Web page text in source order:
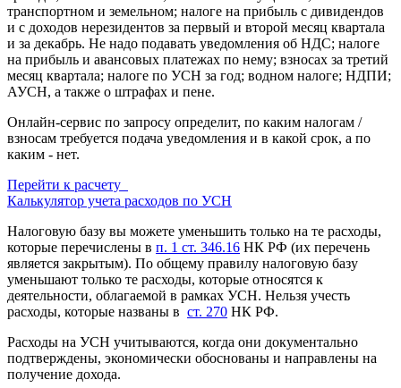
транспортном и земельном; налоге на прибыль с дивидендов
и с доходов нерезидентов за первый и второй месяц квартала
и за декабрь. Не надо подавать уведомления об НДС; налоге
на прибыль и авансовых платежах по нему; взносах за третий
месяц квартала; налоге по УСН за год; водном налоге; НДПИ;
АУСН, а также о штрафах и пене.
Онлайн-сервис по запросу определит, по каким налогам /
взносам требуется подача уведомления и в какой срок, а по
каким - нет.
Перейти к расчету
Калькулятор учета расходов по УСН
Налоговую базу вы можете уменьшить только на те расходы,
которые перечислены в п. 1 ст. 346.16 НК РФ (их перечень
является закрытым). По общему правилу налоговую базу
уменьшают только те расходы, которые относятся к
деятельности, облагаемой в рамках УСН. Нельзя учесть
расходы, которые названы в ст. 270 НК РФ.
Расходы на УСН учитываются, когда они документально
подтверждены, экономически обоснованы и направлены на
получение дохода.